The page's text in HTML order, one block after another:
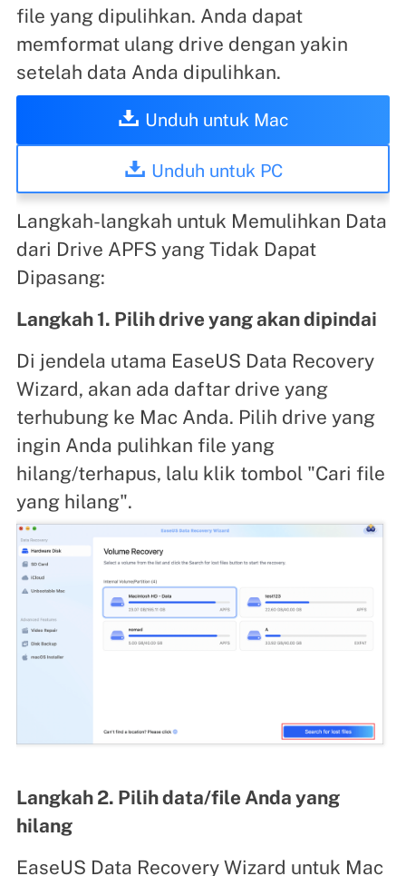
file yang dipulihkan. Anda dapat
memformat ulang drive dengan yakin
setelah data Anda dipulihkan.
Unduh untuk Mac
Unduh untuk PC
Langkah-langkah untuk Memulihkan Data
dari Drive APFS yang Tidak Dapat
Dipasang:
Langkah 1. Pilih drive yang akan dipindai
Di jendela utama EaseUS Data Recovery
Wizard, akan ada daftar drive yang
terhubung ke Mac Anda. Pilih drive yang
ingin Anda pulihkan file yang
hilang/terhapus, lalu klik tombol "Cari file
yang hilang".
Langkah 2. Pilih data/file Anda yang
hilang
EaseUS Data Recovery Wizard untuk Mac